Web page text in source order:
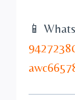
📱